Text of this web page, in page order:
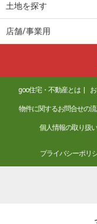
土地を探す
店舗/事業用
goo住宅・不動産とは
物件に関するお問合せの
個人情報の取り扱
プライバシーポリ